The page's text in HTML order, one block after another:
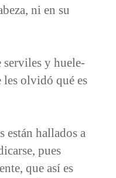
ni en su
y huele-
les olvidó qué es
están hallados a
pues
que así es